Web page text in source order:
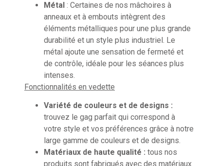
Métal : Certaines de nos mâchoires à
anneaux et à embouts intègrent des
éléments métalliques pour une plus grande
durabilité et un style plus industriel. Le
métal ajoute une sensation de fermeté et
de contrôle, idéale pour les séances plus
intenses.
Fonctionnalités en vedette
Variété de couleurs et de designs :
trouvez le gag parfait qui correspond à
votre style et vos préférences grâce à notre
large gamme de couleurs et de designs.
Matériaux de haute qualité : tous nos
produits sont fabriqués avec des matériaux